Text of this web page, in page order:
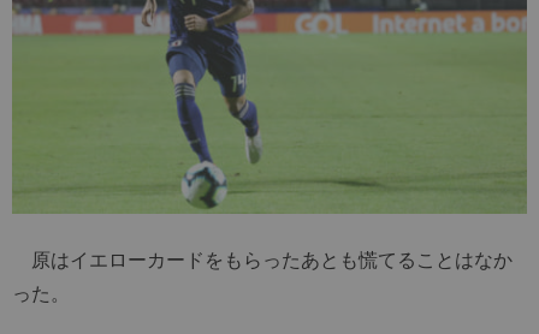
原はイエローカードをもらったあとも慌てることはなか
った。